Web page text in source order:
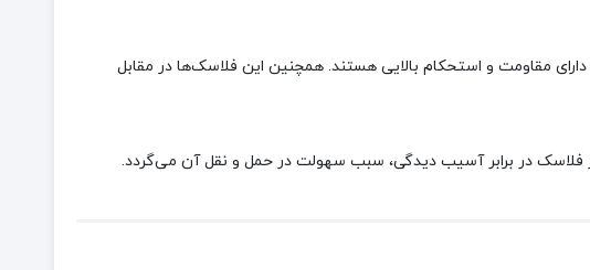
اسنوهاک دارای مقاومت و استحکام بالایی هستند. همچنین این فلاسک‌ها در مقابل
فلاسک در برابر آسیب دیدگی، سبب سهولت در حمل و نقل آن می‌گردد.